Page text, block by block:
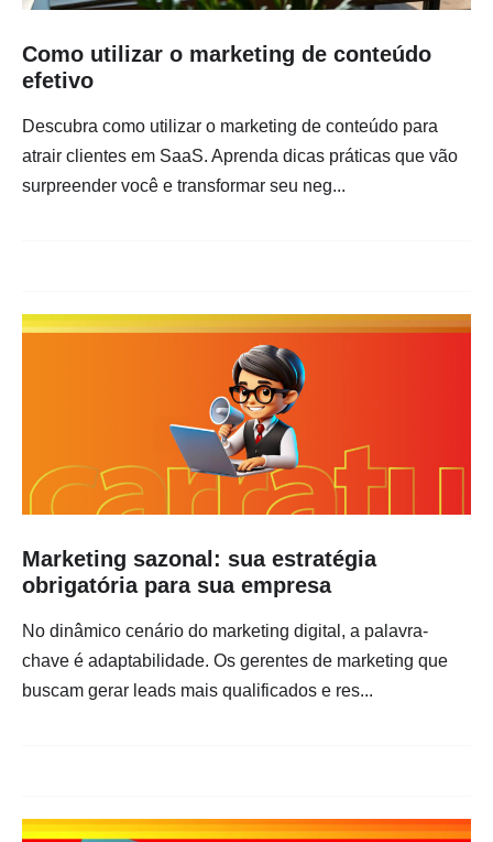
Como utilizar o marketing de conteúdo
efetivo
Descubra como utilizar o marketing de conteúdo para
atrair clientes em SaaS. Aprenda dicas práticas que vão
surpreender você e transformar seu neg...
Marketing sazonal: sua estratégia
obrigatória para sua empresa
No dinâmico cenário do marketing digital, a palavra-
chave é adaptabilidade. Os gerentes de marketing que
buscam gerar leads mais qualificados e res...